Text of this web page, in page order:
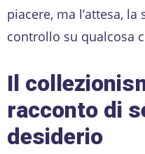
piacere, ma l’attesa, la
controllo su qualcosa
Il
racconto di
desiderio